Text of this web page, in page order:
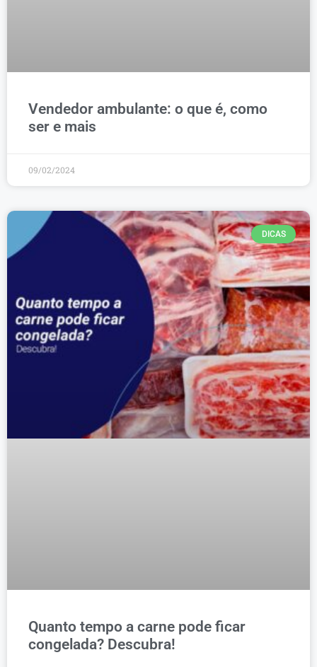
Vendedor ambulante: o que é, como
ser e mais
09/02/2024
DICAS
Quanto tempo a carne pode ficar
congelada? Descubra!